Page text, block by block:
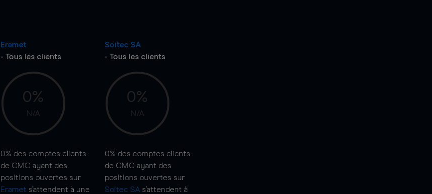
Eramet
- Tous les clients
0%
N/A
0% des comptes clients
de CMC ayant des
positions ouvertes sur
Eramet s'attendent à une
Soitec SA
- Tous les clients
0%
N/A
0% des comptes clients
de CMC ayant des
positions ouvertes sur
Soitec SA s'attendent à